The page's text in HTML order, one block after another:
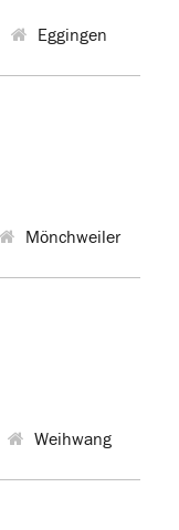
Eggingen
Mönchweiler
Weihwang